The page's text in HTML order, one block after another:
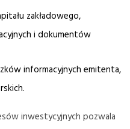
zakładowego,
i dokumentów
informacyjnych emitenta,
inwestycyjnych pozwala